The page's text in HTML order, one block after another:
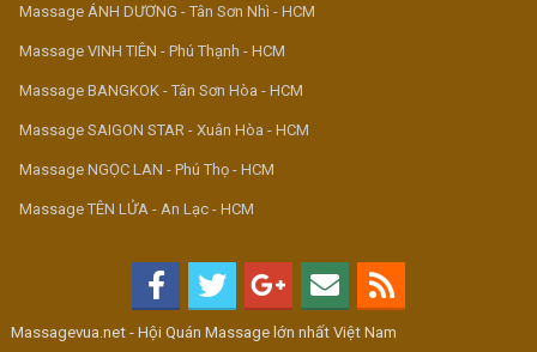
Massage ÁNH DƯƠNG - Tân Sơn Nhì - HCM
Massage VINH TIÊN - Phú Thạnh - HCM
Massage BANGKOK - Tân Sơn Hòa - HCM
Massage SAIGON STAR - Xuân Hòa - HCM
Massage NGỌC LAN - Phú Thọ - HCM
Massage TÊN LỬA - An Lạc - HCM
Massagevua.net - Hội Quán Massage lớn nhất Việt Nam